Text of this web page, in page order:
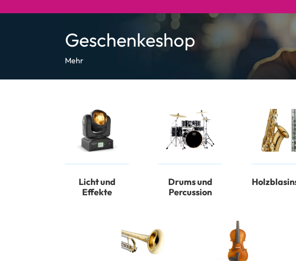
Geschenkeshop
Mehr
Licht und
Effekte
Drums und
Percussion